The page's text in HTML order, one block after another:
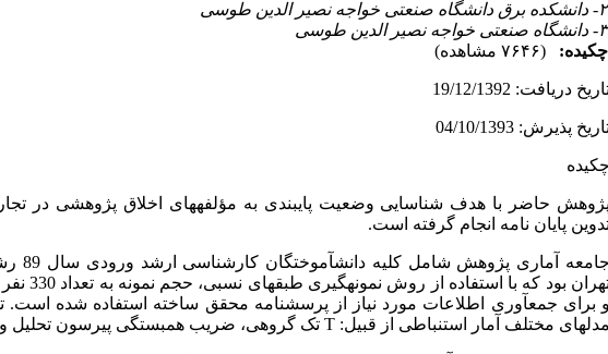
۲- دانشکده برق دانشگاه صنعتی خواجه نصیر الدین طوسی
۳- دانشگاه صنعتی خواجه نصیر الدین طوسی
چکیده:
(۷۶۴۶ مشاهده)
دریافت: 19/12/1392
پذیرش: 04/10/1393
حاضر با هدف شناسایی وضعیت پایبندی به مؤلفه­های اخلاق پژوهشی در
پایان­ نامه انجام گرفته است.
تهران
برای جمع­آوری اطلاعات مورد نیاز از پرسش­نامه محقق ساخته استفاده شده است.
مختلف آمار استنباطی از قبیل: T تک گروهی، ضریب همبستگی پیرسون تحلیل